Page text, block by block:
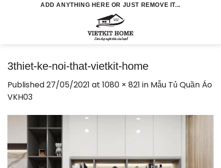
ADD ANYTHING HERE OR JUST REMOVE IT...
3thiet-ke-noi-that-vietkit-home
Published27/05/2021 at 1080 × 821 in Mẫu Tủ Quần Áo
VKH03